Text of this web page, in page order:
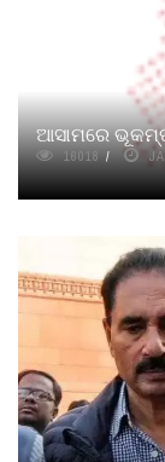
ଆସାମରେ
16018